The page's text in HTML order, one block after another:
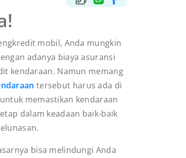
mobil, Anda mungkin
adanya biaya asuransi
kendaraan. Namun memang
tersebut harus ada di
memastikan kendaraan
dalam keadaan baik-baik
bisa melindungi Anda